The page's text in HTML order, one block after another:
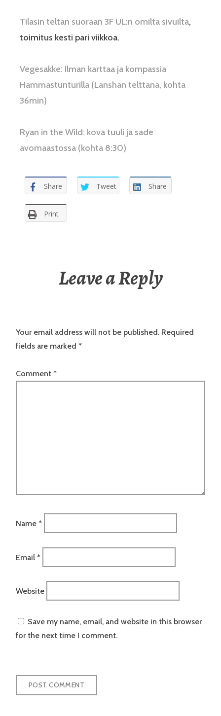
Tilasin teltan suoraan 3F UL:n omilta sivuilta,
toimitus kesti pari viikkoa.
Vegesakke: Ilman karttaa ja kompassia
Hammastunturilla (Lanshan telttana, kohta
36min)
Ryan in the Wild: kova tuuli ja sade
avomaastossa (kohta 8:30)
Share Tweet Share
Print
Leave a Reply
Your email address will not be published. Required
fields are marked *
Comment *
Name *
Email *
Website
Save my name, email, and website in this browser
for the next time I comment.